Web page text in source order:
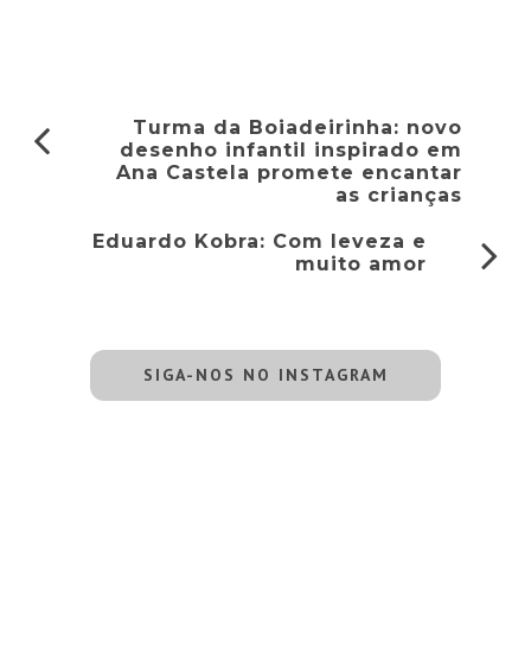
Turma da Boiadeirinha: novo
desenho infantil inspirado em
Ana Castela promete encantar
as crianças
Eduardo Kobra: Com leveza e
muito amor
SIGA-NOS NO INSTAGRAM